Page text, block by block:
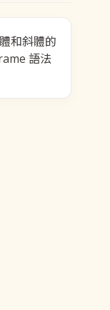
和斜體的
語法